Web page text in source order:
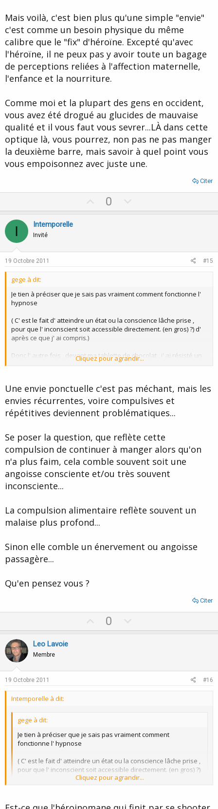
Mais voilà, c'est bien plus qu'une simple "envie"
c'est comme un besoin physique du même
calibre que le "fix" d'héroïne. Excepté qu'avec
l'héroïne, il ne peux pas y avoir toute un bagage
de perceptions reliées à l'affection maternelle,
l'enfance et la nourriture.
Comme moi et la plupart des gens en occident,
vous avez été drogué au glucides de mauvaise
qualité et il vous faut vous sevrer...LÀ dans cette
optique là, vous pourrez, non pas ne pas manger
la deuxième barre, mais savoir à quel point vous
vous empoisonnez avec juste une.
Citer
p
0
o
I Intemporelle
Invité
19 Octobre 2011 #15
gege à dit:
Je tien à préciser que je sais pas vraiment comment fonctionne l'
hypnose
( C' est le fait d' atteindre un état ou la conscience lâche prise ,
pour que l' inconscient soit accessible directement. (en gros) ?) d'
après ce que j' ai compris.)
Donc l' autre fois , devant ma tablette de chocolat , j' ai résisté un
moment à l' envi de la manger entièrement ,
Je me suis dit consciemment : " gege ne la bouffe pas en entier , t'
à pas faim ,t ' à pas envi de prendre des kilos .
Mais de je sentais que " mon corps " voulait cette tablette de
chocolat .
Donc j' ai essayé de résister consciemment un moment , en me
disant
" ne la mange pas , l' envie va finir pas passée , c' est ton corps ou
ton inconscient qui veut la manger , mais pas toi consciemment , c'
est toi qui décide ! "
J' ai mangé le chocolat !
mon inconscient qu' il est pas nécessaire de se taper toute la
tablette de chocolat
et que ça ne coïncide pas avec la volonté de ne pas prendre de
Une suggestion c' est ça ?
fait .
Cliquez pour agrandir...
Une envie ponctuelle c'est pas méchant, mais les
envies récurrentes, voire compulsives et
répétitives deviennent problématiques...
Se poser la question, que reflète cette
compulsion de continuer à manger alors qu'on
n'a plus faim, cela comble souvent soit une
angoisse consciente et/ou très souvent
inconsciente...
La compulsion alimentaire reflète souvent un
malaise plus profond...
Sinon elle comble un énervement ou angoisse
passagère...
Qu'en pensez vous ?
Citer
p
t
0
o
v
Leo Lavoie
Membre
19 Octobre 2011 #16
Intemporelle à dit:
gege à dit:
Je tien à préciser que je sais pas vraiment comment
fonctionne l' hypnose
( C' est le fait d' atteindre un état ou la conscience lâche prise ,
pour que l' inconscient soit accessible directement. (en gros) ?)
d' après ce que j' ai compris.)
un moment à l' envi de la manger entièrement ,
Cliquez pour agrandir...